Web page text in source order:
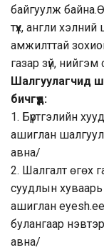
байгуулж
түүх, англи
амжилттай
газар зүй,
Шалгуулагчид
бичгүүд:
1. Бүртгэлийн
ашиглан
авна/
2. Шалгалт өгөх
суудлын хуваарь
ашиглан
булангаар
авна/